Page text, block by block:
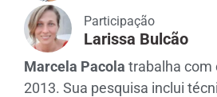
Participação
Larissa Bulcão
Marcela Pacola trabalha com
2013. Sua pesquisa inclui